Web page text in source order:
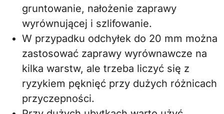
gruntowanie, nałożenie zaprawy
wyrównującej i szlifowanie.
W przypadku odchyłek do 20 mm można
zastosować zaprawy wyrównawcze na
kilka warstw, ale trzeba liczyć się z
ryzykiem pęknięć przy dużych różnicach
przyczepności.